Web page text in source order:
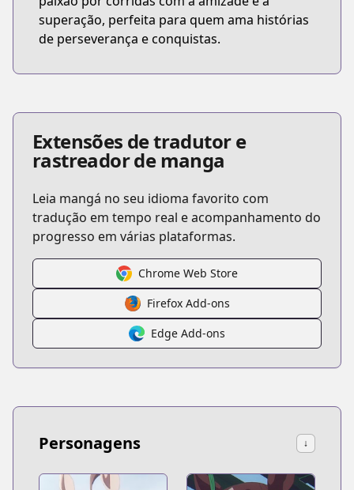
superação, perfeita para quem ama histórias
de perseverança e conquistas.
Extensões de tradutor e
rastreador de manga
Leia mangá no seu idioma favorito com
tradução em tempo real e acompanhamento do
progresso em várias plataformas.
Chrome Web Store
Firefox Add-ons
Edge Add-ons
Personagens ↓